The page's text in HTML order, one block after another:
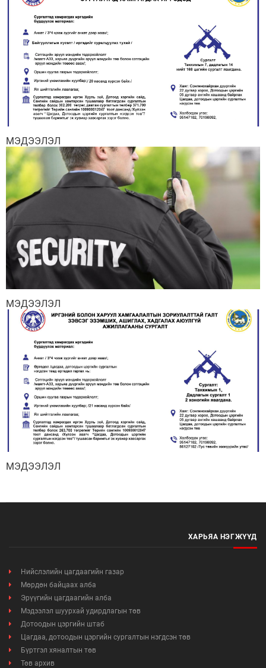
МЭДЭЭЛЭЛ
МЭДЭЭЛЭЛ
МЭДЭЭЛЭЛ
ХАРЬЯА НЭГЖҮҮД
Нийслэлийн цагдаагийн газар
Мөрдөн байцаах алба
Эрүүгийн цагдаагийн алба
Мэдээлэл шуурхай удирдлагын төв
Дотоодын цэргийн штаб
Цагдаа, дотоодын цэргийн сургалтын нэгдсэн төв
Бүртгэл хяналтын төв
Төв архив